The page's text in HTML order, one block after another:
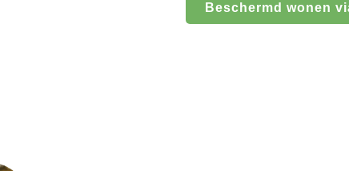
Beschermd wonen